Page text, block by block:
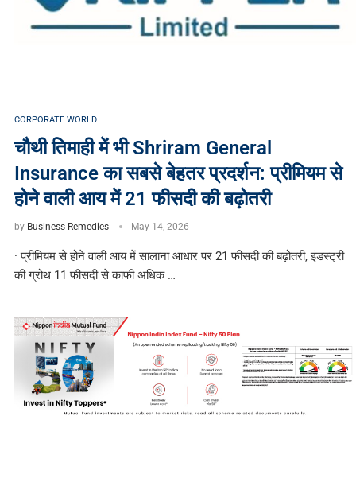
CORPORATE WORLD
चौथी तिमाही में भी Shriram General
Insurance का सबसे बेहतर प्रदर्शन: प्रीमियम से
होने वाली आय में 21 फीसदी की बढ़ोतरी
by Business Remedies May 14, 2026
· प्रीमियम से होने वाली आय में सालाना आधार पर 21 फीसदी की बढ़ोतरी, इंडस्ट्री
की ग्रोथ 11 फीसदी से काफी अधिक …